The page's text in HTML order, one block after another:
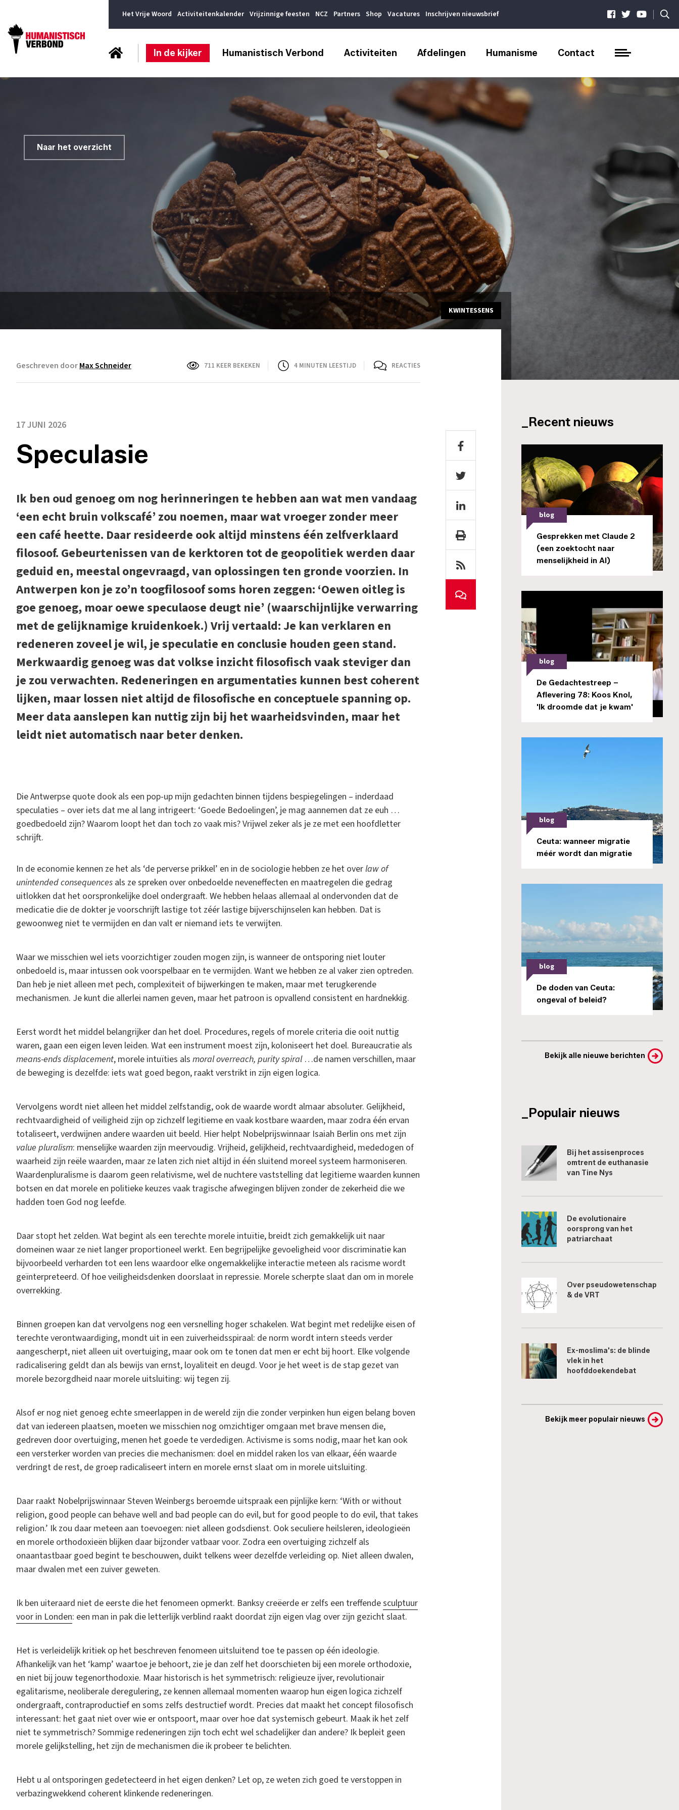
Het Vrije Woord Activiteitenkalender Vrijzinnige feesten NCZ Partners Shop Vacatures Inschrijven nieuwsbrief |
In de kijker Humanistisch Verbond Activiteiten Afdelingen Humanisme Contact
Naar het overzicht
KWINTESSENS
Geschreven doorMax Schneider 711 KEER BEKEKEN 4 MINUTEN LEESTIJD REACTIES
17 JUNI 2026
Speculasie
Ik ben oud genoeg om nog herinneringen te hebben aan wat men vandaag
‘een echt bruin volkscafé’ zou noemen, maar wat vroeger zonder meer
een café heette. Daar resideerde ook altijd minstens één zelfverklaard
filosoof. Gebeurtenissen van de kerktoren tot de geopolitiek werden daar
geduid en, meestal ongevraagd, van oplossingen ten gronde voorzien. In
Antwerpen kon je zo’n toogfilosoof soms horen zeggen: ‘Oewen oitleg is
goe genoeg, moar oewe speculaose deugt nie’ (waarschijnlijke verwarring
met de gelijknamige kruidenkoek.) Vrij vertaald: Je kan verklaren en
redeneren zoveel je wil, je speculatie en conclusie houden geen stand.
Merkwaardig genoeg was dat volkse inzicht filosofisch vaak steviger dan
je zou verwachten. Redeneringen en argumentaties kunnen best coherent
lijken, maar lossen niet altijd de filosofische en conceptuele spanning op.
Meer data aanslepen kan nuttig zijn bij het waarheidsvinden, maar het
leidt niet automatisch naar beter denken.
Die Antwerpse quote dook als een pop-up mijn gedachten binnen tijdens bespiegelingen – inderdaad
speculaties – over iets dat me al lang intrigeert: ‘Goede Bedoelingen’, je mag aannemen dat ze euh …
goedbedoeld zijn? Waarom loopt het dan toch zo vaak mis? Vrijwel zeker als je ze met een hoofdletter
schrijft.
In de economie kennen ze het als ‘de perverse prikkel’ en in de sociologie hebben ze het overlaw of
unintended consequences als ze spreken over onbedoelde neveneffecten en maatregelen die gedrag
uitlokken dat het oorspronkelijke doel ondergraaft. We hebben helaas allemaal al ondervonden dat de
medicatie die de dokter je voorschrijft lastige tot zéér lastige bijverschijnselen kan hebben. Dat is
gewoonweg niet te vermijden en dan valt er niemand iets te verwijten.
Waar we misschien wel iets voorzichtiger zouden mogen zijn, is wanneer de ontsporing niet louter
onbedoeld is, maar intussen ook voorspelbaar en te vermijden. Want we hebben ze al vaker zien optreden.
Dan heb je niet alleen met pech, complexiteit of bijwerkingen te maken, maar met terugkerende
mechanismen. Je kunt die allerlei namen geven, maar het patroon is opvallend consistent en hardnekkig.
Eerst wordt het middel belangrijker dan het doel. Procedures, regels of morele criteria die ooit nuttig
waren, gaan een eigen leven leiden. Wat een instrument moest zijn, koloniseert het doel. Bureaucratie als
means-ends displacement, morele intuïties als moral overreach, purity spiral…de namen verschillen, maar
de beweging is dezelfde: iets wat goed begon, raakt verstrikt in zijn eigen logica.
Vervolgens wordt niet alleen het middel zelfstandig, ook de waarde wordt almaar absoluter. Gelijkheid,
rechtvaardigheid of veiligheid zijn op zichzelf legitieme en vaak kostbare waarden, maar zodra één ervan
totaliseert, verdwijnen andere waarden uit beeld. Hier helpt Nobelprijswinnaar Isaiah Berlin ons met zijn
value pluralism: menselijke waarden zijn meervoudig. Vrijheid, gelijkheid, rechtvaardigheid, mededogen of
waarheid zijn reële waarden, maar ze laten zich niet altijd in één sluitend moreel systeem harmoniseren.
Waardenpluralisme is daarom geen relativisme, wel de nuchtere vaststelling dat legitieme waarden kunnen
botsen en dat morele en politieke keuzes vaak tragische afwegingen blijven zonder de zekerheid die we
hadden toen God nog leefde.
Daar stopt het zelden. Wat begint als een terechte morele intuïtie, breidt zich gemakkelijk uit naar
domeinen waar ze niet langer proportioneel werkt. Een begrijpelijke gevoeligheid voor discriminatie kan
bijvoorbeeld verharden tot een lens waardoor elke ongemakkelijke interactie meteen als racisme wordt
geïnterpreteerd. Of hoe veiligheidsdenken doorslaat in repressie. Morele scherpte slaat dan om in morele
overrekking.
Binnen groepen kan dat vervolgens nog een versnelling hoger schakelen. Wat begint met redelijke eisen of
terechte verontwaardiging, mondt uit in een zuiverheidsspiraal: de norm wordt intern steeds verder
aangescherpt, niet alleen uit overtuiging, maar ook om te tonen dat men er echt bij hoort. Elke volgende
radicalisering geldt dan als bewijs van ernst, loyaliteit en deugd. Voor je het weet is de stap gezet van
morele bezorgdheid naar morele uitsluiting: wij tegen zij.
Alsof er nog niet genoeg echte smeerlappen in de wereld zijn die zonder verpinken hun eigen belang boven
dat van iedereen plaatsen, moeten we misschien nog omzichtiger omgaan met brave mensen die,
gedreven door overtuiging, menen het goede te verdedigen. Activisme is soms nodig, maar het kan ook
een versterker worden van precies die mechanismen: doel en middel raken los van elkaar, één waarde
verdringt de rest, de groep radicaliseert intern en morele ernst slaat om in morele uitsluiting.
Daar raakt Nobelprijswinnaar Steven Weinbergs beroemde uitspraak een pijnlijke kern: ‘With or without
religion, good people can behave well and bad people can do evil, but for good people to do evil, that takes
religion.’ Ik zou daar meteen aan toevoegen: niet alleen godsdienst. Ook seculiere heilsleren, ideologieën
en morele orthodoxieën blijken daar bijzonder vatbaar voor. Zodra een overtuiging zichzelf als
onaantastbaar goed begint te beschouwen, duikt telkens weer dezelfde verleiding op. Niet alleen dwalen,
maar dwalen met een zuiver geweten.
Ik ben uiteraard niet de eerste die het fenomeen opmerkt. Banksy creëerde er zelfs een treffendesculptuur
voor in Londen: een man in pak die letterlijk verblind raakt doordat zijn eigen vlag over zijn gezicht slaat.
Het is verleidelijk kritiek op het beschreven fenomeen uitsluitend toe te passen op één ideologie.
Afhankelijk van het ‘kamp’ waartoe je behoort, zie je dan zelf het doorschieten bij een morele orthodoxie,
en niet bij jouw tegenorthodoxie. Maar historisch is het symmetrisch: religieuze ijver, revolutionair
egalitarisme, neoliberale deregulering, ze kennen allemaal momenten waarop hun eigen logica zichzelf
ondergraaft, contraproductief en soms zelfs destructief wordt. Precies dat maakt het concept filosofisch
interessant: het gaat niet over wie er ontspoort, maar over hoe dat systemisch gebeurt. Maak ik het zelf
niet te symmetrisch? Sommige redeneringen zijn toch echt wel schadelijker dan andere? Ik bepleit geen
morele gelijkstelling, het zijn de mechanismen die ik probeer te belichten.
Hebt u al ontsporingen gedetecteerd in het eigen denken? Let op, ze weten zich goed te verstoppen in
verbazingwekkend coherent klinkende redeneringen.
_Recent nieuws
blog
Gesprekken met Claude 2
(een zoektocht naar
menselijkheid in AI)
blog
De Gedachtestreep –
Aflevering 78: Koos Knol,
'Ik droomde dat je kwam'
blog
Ceuta: wanneer migratie
méér wordt dan migratie
blog
De doden van Ceuta:
ongeval of beleid?
Bekijk alle nieuwe berichten
_Populair nieuws
Bij het assisenproces
omtrent de euthanasie
van Tine Nys
De evolutionaire
oorsprong van het
patriarchaat
Over pseudowetenschap
& de VRT
Ex-moslima's: de blinde
vlek in het
hoofddoekendebat
Bekijk meer populair nieuws